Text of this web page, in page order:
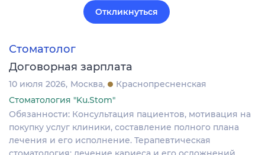
Откликнуться
Стоматолог
Договорная зарплата
10 июля 2026 Москва
Краснопресненская
Стоматология "Ku.Stom"
Обязанности: Консультация пациентов, мотивация на
покупку услуг клиники, составление полного плана
лечения и его исполнение. Терапевтическая